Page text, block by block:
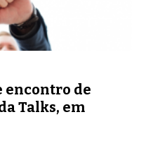
encontro de
Talks, em